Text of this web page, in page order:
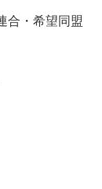
合・希望同盟